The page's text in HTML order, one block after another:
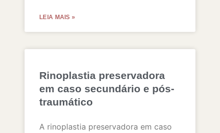
LEIA MAIS »
Rinoplastia preservadora
em caso secundário e pós-
traumático
A rinoplastia preservadora em caso